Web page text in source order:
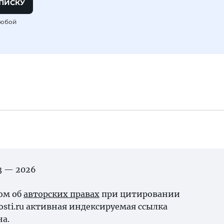
— 2026
об авторских правах при цитировании
активная индексируемая ссылка